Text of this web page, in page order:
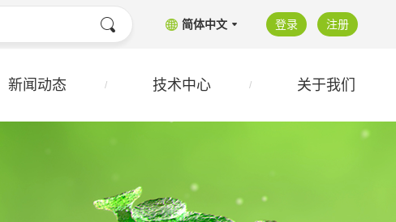
简体中文 登录 注册
新闻动态 技术中心 关于我们